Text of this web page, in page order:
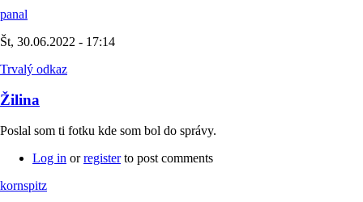
panal
Št, 30.06.2022 - 17:14
Trvalý odkaz
Žilina
Poslal som ti fotku kde som bol do správy.
Log in orregisterto post comments
kornspitz